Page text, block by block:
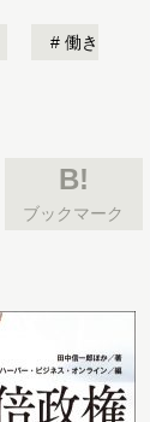
働き
B!
ブックマーク